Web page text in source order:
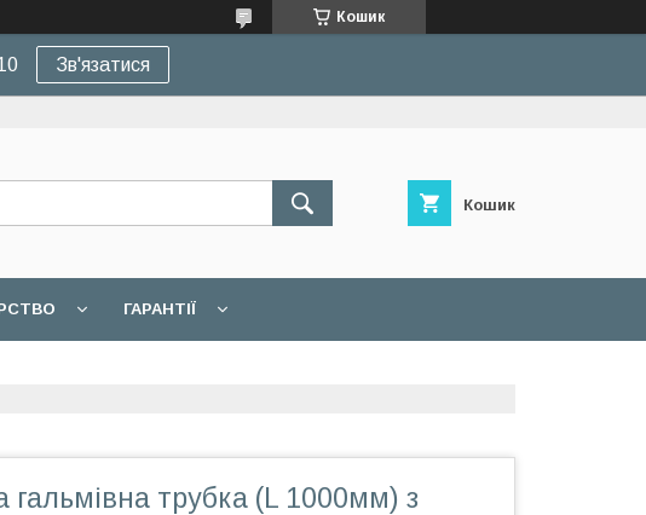
Кошик
Зв'язатися
Кошик
ГАРАНТІЇ
гальмівна трубка (L 1000мм) з